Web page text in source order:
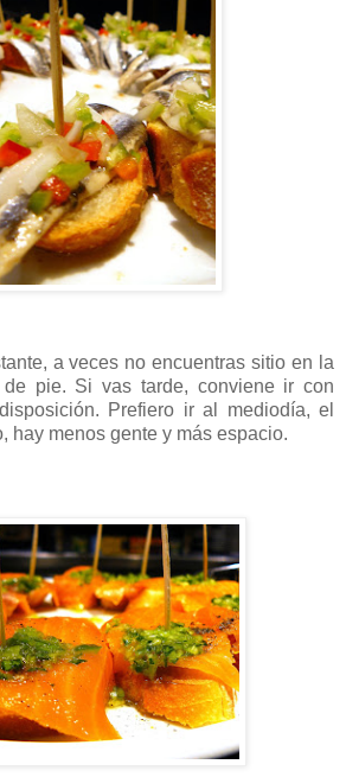
a veces no encuentras sitio en la
pie. Si vas tarde, conviene ir con
Prefiero ir al mediodía, el
hay menos gente y más espacio.